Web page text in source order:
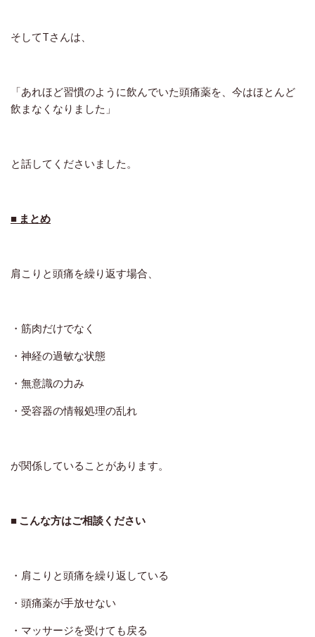
そしてTさんは、
「あれほど習慣のように飲んでいた頭痛薬を、今はほとんど
飲まなくなりました」
と話してくださいました。
■ まとめ
肩こりと頭痛を繰り返す場合、
・筋肉だけでなく
・神経の過敏な状態
・無意識の力み
・受容器の情報処理の乱れ
が関係していることがあります。
■ こんな方はご相談ください
・肩こりと頭痛を繰り返している
・頭痛薬が手放せない
・マッサージを受けても戻る